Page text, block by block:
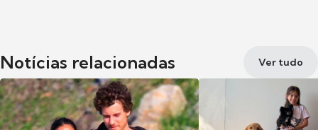
Notícias relacionadas Ver tudo